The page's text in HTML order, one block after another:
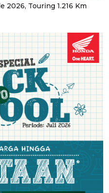
2026, Touring 1.216 Km